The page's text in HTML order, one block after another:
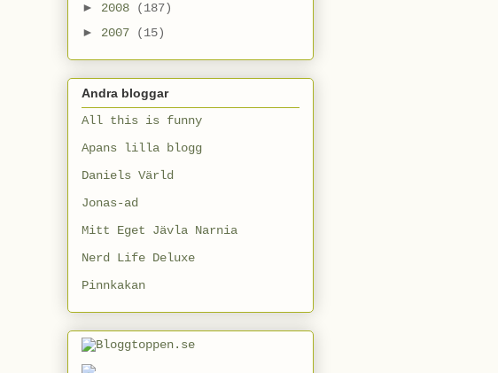
► 2008
(187)
► 2007 (15)
Andra bloggar
All this is funny
Apans lilla blogg
Daniels Värld
Jonas-ad
Mitt Eget Jävla Narnia
Nerd Life Deluxe
Pinnkakan